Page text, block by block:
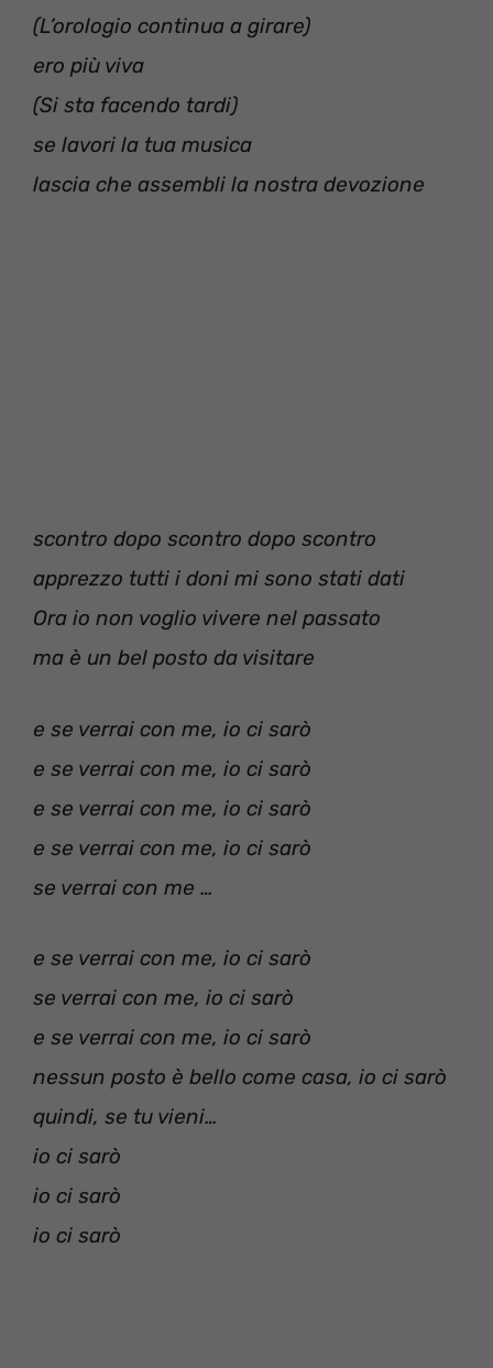
(L’orologio continua a girare)
ero più viva
(Si sta facendo tardi)
se lavori la tua musica
lascia che assembli la nostra devozione
scontro dopo scontro dopo scontro
apprezzo tutti i doni mi sono stati dati
Ora io non voglio vivere nel passato
ma è un bel posto da visitare
e se verrai con me, io ci sarò
e se verrai con me, io ci sarò
e se verrai con me, io ci sarò
e se verrai con me, io ci sarò
se verrai con me …
e se verrai con me, io ci sarò
se verrai con me, io ci sarò
e se verrai con me, io ci sarò
nessun posto è bello come casa, io ci sarò
quindi, se tu vieni…
io ci sarò
io ci sarò
io ci sarò